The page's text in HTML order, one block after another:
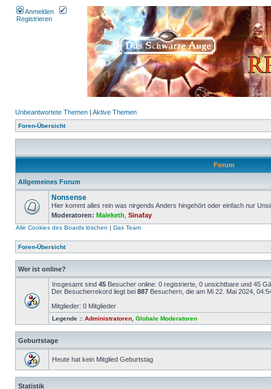
Anmelden
Registrieren
Unbeantwortete Themen | Aktive Themen
Foren-Übersicht
Forum
Allgemeines Forum
Nonsense
Hier kommt alles rein was nirgends Anders hingehört oder einfach nur
Moderatoren: Maleketh Sinafay
Alle Cookies des Boards löschen | Das Team
Foren-Übersicht
Wer ist online?
Insgesamt sind 45 Besucher online: 0 registrierte, 0 unsichtbare und 45
Der Besucherrekord liegt bei 887 Besuchern, die am Mi 22. Mai 2024,
Mitglieder: 0 Mitglieder
Legende :: Administratoren Globale Moderatoren
Geburtstage
Heute hat kein Mitglied Geburtstag
Statistik